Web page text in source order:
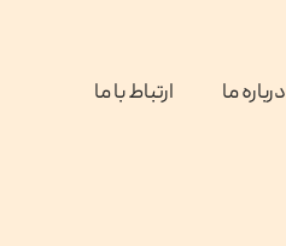
درباره ما ارتباط با ما